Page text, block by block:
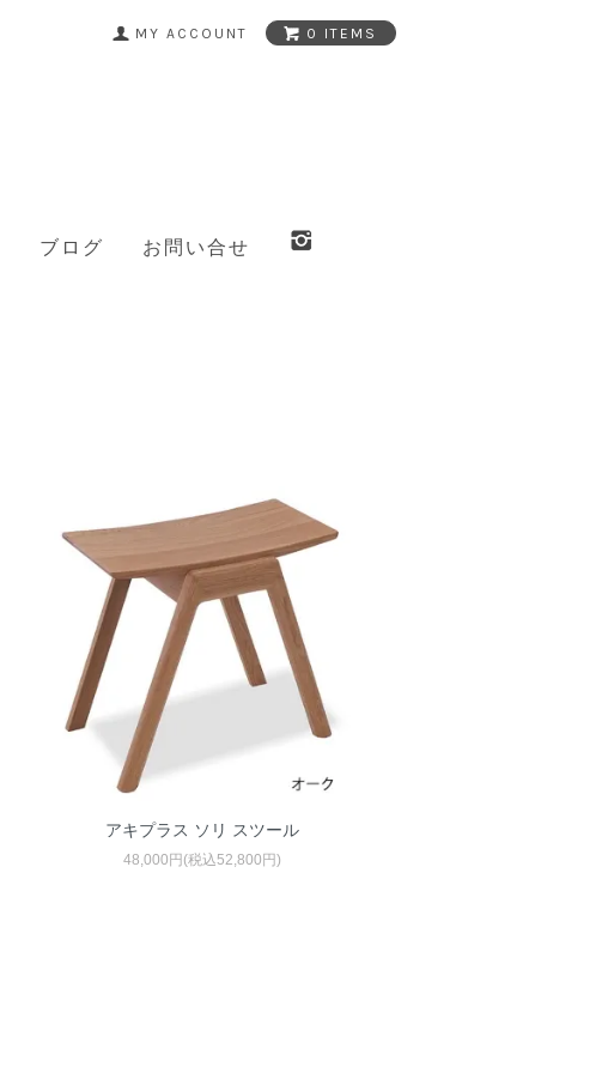
MY ACCOUNT 0 ITEMS
ブログ お問い合せ
アキプラス ソリ スツール
48,000円(税込52,800円)